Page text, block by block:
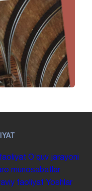
faoliyat Oʻquv jarayoni
munosabatlar
faoliyat Yoshlar